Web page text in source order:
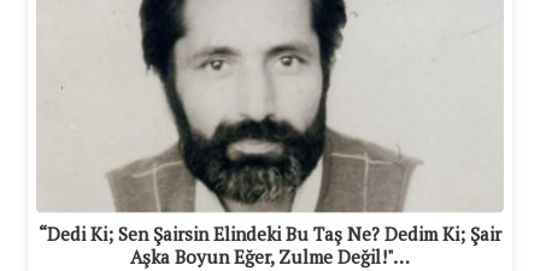
“Dedi Ki; Sen Şairsin Elindeki Bu Taş Ne? Dedim Ki; Şair
Aşka Boyun Eğer, Zulme Değil!"…